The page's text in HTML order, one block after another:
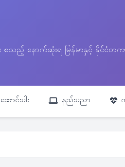
ေရေး စသည့် နောက်ဆုံးရ မြန်မာနှင့်
ဆောင်းပါး နည်းပညာ